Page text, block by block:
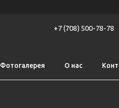
+7 (708) 500-78-78
Фотогалерея О нас